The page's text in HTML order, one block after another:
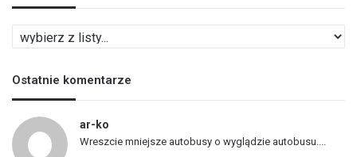
i
t
a
o
j
Ostatnie komentarze
ar-ko
Wreszcie mniejsze autobusy o wyglądzie autobusu....